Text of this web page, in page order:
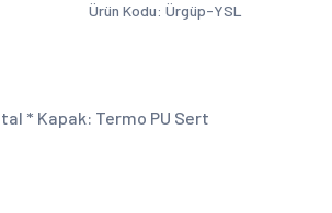
Ürün Kodu: Ürgüp-YSL
* Kapak: Termo PU Sert